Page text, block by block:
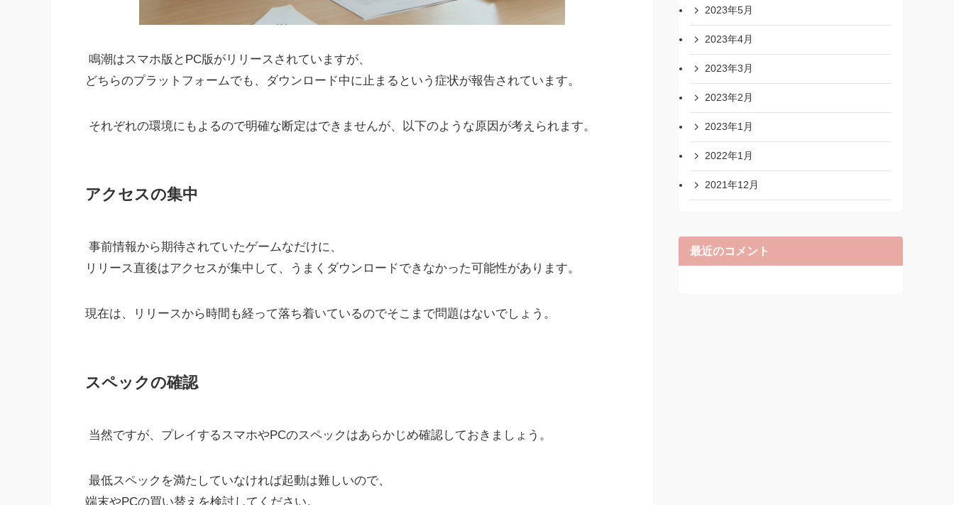
鳴潮はスマホ版とPC版がリリースされていますが、
どちらのプラットフォームでも、ダウンロード中に止まるという症状が報告されています。
それぞれの環境にもよるので明確な断定はできませんが、以下のような原因が考えられます。
アクセスの集中
事前情報から期待されていたゲームなだけに、
リリース直後はアクセスが集中して、うまくダウンロードできなかった可能性があります。
現在は、リリースから時間も経って落ち着いているのでそこまで問題はないでしょう。
スペックの確認
当然ですが、プレイするスマホやPCのスペックはあらかじめ確認しておきましょう。
最低スペックを満たしていなければ起動は難しいので、
端末やPCの買い替えを検討してください。
2023年5月
2023年4月
2023年3月
2023年2月
2023年1月
2022年1月
2021年12月
最近のコメント